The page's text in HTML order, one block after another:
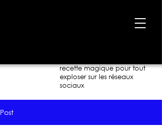
recette magique pour tout
exploser sur les réseaux
sociaux
Post